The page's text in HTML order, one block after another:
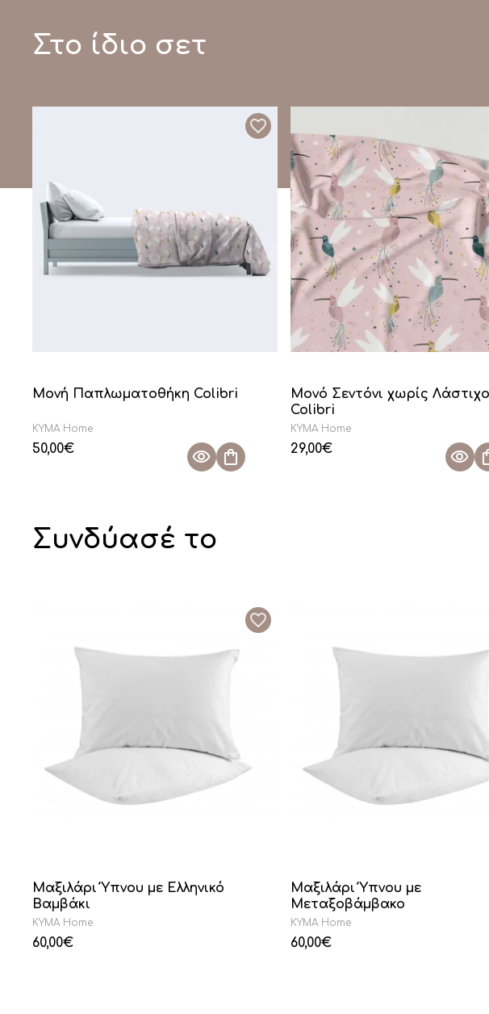
Στο ίδιο σετ
Μονή Παπλωματοθήκη Colibri
KYMA Home
50,00€
Μονό Σεντόνι χωρίς Λάστιχο
Colibri
KYMA Home
29,00€
Συνδύασέ το
Μαξιλάρι Ύπνου με Ελληνικό
Βαμβάκι
KYMA Home
60,00€
Μαξιλάρι Ύπνου με
Μεταξοβάμβακο
KYMA Home
60,00€